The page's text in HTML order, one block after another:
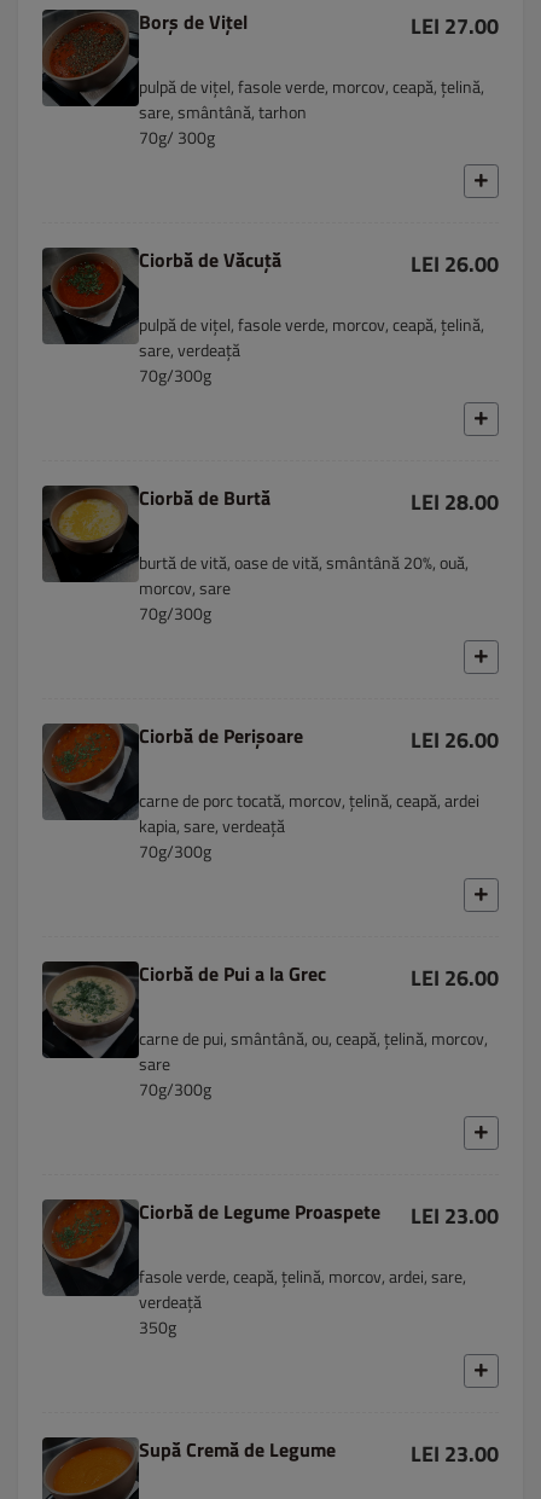
Borș de Vițel LEI 27.00
pulpă de vițel, fasole verde, morcov, ceapă, țelină,
sare, smântână, tarhon
70g/ 300g
Ciorbă de Văcuță LEI 26.00
pulpă de vițel, fasole verde, morcov, ceapă, țelină,
sare, verdeață
70g/300g
Ciorbă de Burtă LEI 28.00
burtă de vită, oase de vită, smântână 20%, ouă,
morcov, sare
70g/300g
Ciorbă de Perișoare LEI 26.00
carne de porc tocată, morcov, țelină, ceapă, ardei
kapia, sare, verdeață
70g/300g
Ciorbă de Pui a la Grec LEI 26.00
carne de pui, smântână, ou, ceapă, țelină, morcov,
sare
70g/300g
Ciorbă de Legume Proaspete LEI 23.00
fasole verde, ceapă, țelină, morcov, ardei, sare,
verdeață
350g
Supă Cremă de Legume LEI 23.00